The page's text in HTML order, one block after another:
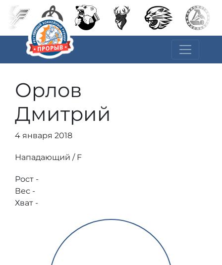
Орлов
Дмитрий
4 января 2018
Нападающий / F
Рост -
Вес -
Хват -